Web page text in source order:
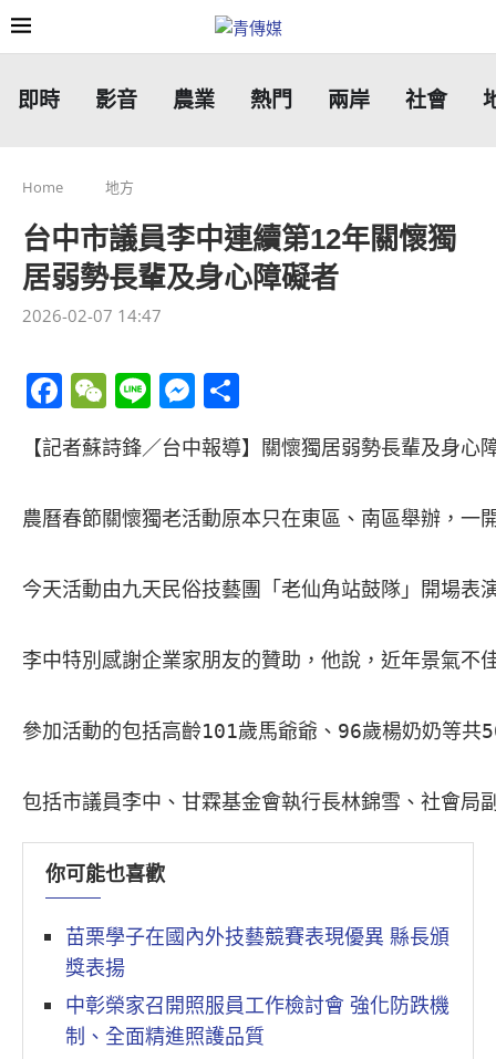
即時 影音 農業 熱門 兩岸 社會
Home 地方
台中市議員李中連續第12年關懷獨
居弱勢長輩及身心障礙者
2026-02-07 14:47
Facebook
WeChat
LineMessenger
享
【記者蘇詩鋒／台中報導】關懷獨居弱勢長輩及身
農曆春節關懷獨老活動原本只在東區、南區舉辦，
今天活動由九天民俗技藝團「老仙角站鼓隊」開場
李中特別感謝企業家朋友的贊助，他說，近年景氣
參加活動的包括高齡101歲馬爺爺、96歲楊奶奶等共
包括市議員李中、甘霖基金會執行長林錦雪、社會局
你可能也喜歡
苗栗學子在國內外技藝競賽表現優異 縣長頒
獎表揚
中彰榮家召開照服員工作檢討會 強化防跌機
制、全面精進照護品質